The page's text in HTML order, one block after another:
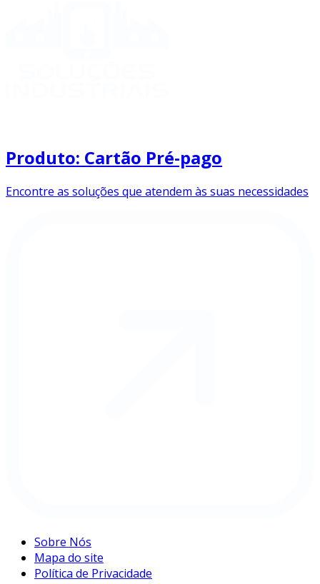
Produto: Cartão Pré-pago
Encontre as soluções que atendem às suas necessidades
Sobre Nós
Mapa do site
Política de Privacidade